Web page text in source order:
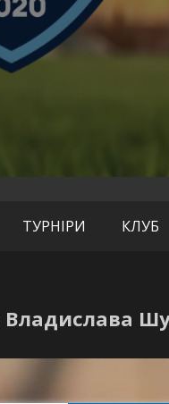
СК
офіційний сайт
ТУРНІРИ КЛУБ
Владислава